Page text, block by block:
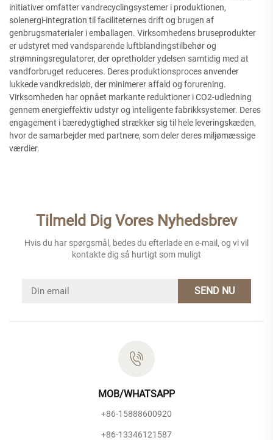
initiativer omfatter vandrecyclingsystemer i produktionen,
solenergi-integration til faciliteternes drift og brugen af
genbrugsmaterialer i emballagen. Virksomhedens bruseprodukter
er udstyret med vandsparende luftblandingstilbehør og
strømningsregulatorer, der opretholder ydelsen samtidig med at
vandforbruget reduceres. Deres produktionsproces anvender
lukkede vandkredsløb, der minimerer affald og forurening.
Virksomheden har opnået markante reduktioner i CO2-udledning
gennem energieffektiv udstyr og intelligente fabrikksystemer. Deres
engagement i bæredygtighed strækker sig til hele leveringskæden,
hvor de samarbejder med partnere, som deler deres miljømæssige
værdier.
Tilmeld Dig Vores Nyhedsbrev
Hvis du har spørgsmål, bedes du efterlade en e-mail, og vi vil
kontakte dig så hurtigt som muligt
SEND NU
MOB/WHATSAPP
+86-15888600920
+86-13346121587